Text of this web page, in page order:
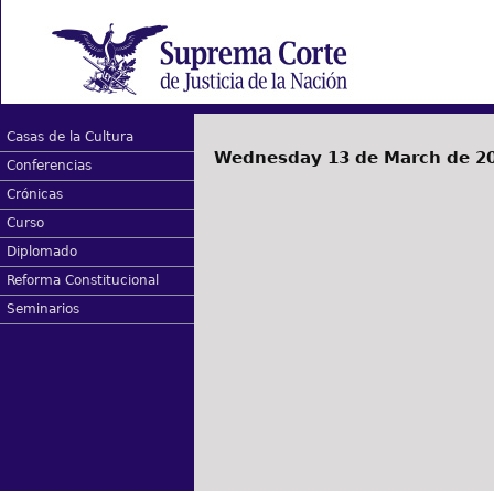
Casas de la Cultura
Conferencias
Crónicas
Curso
Diplomado
Reforma Constitucional
Seminarios
Wednesday 13 de March de